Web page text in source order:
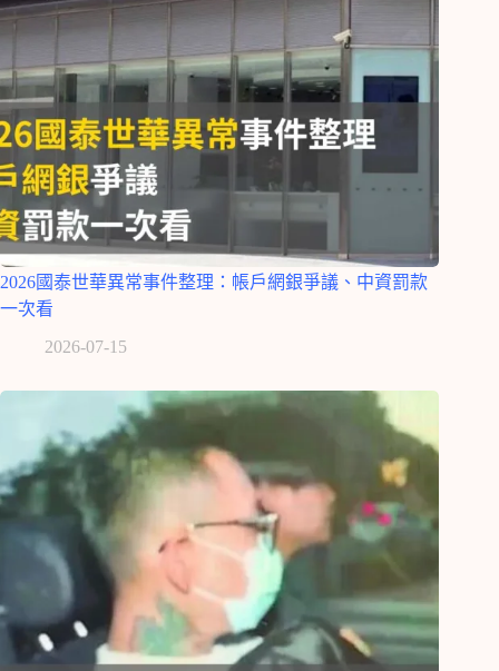
2026國泰世華異常事件整理：帳戶網銀爭議、中資罰款
一次看
2026-07-15